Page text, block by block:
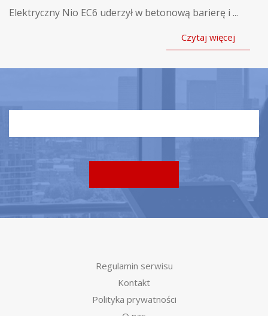
Elektryczny Nio EC6 uderzył w betonową barierę i ...
Czytaj więcej
Regulamin serwisu
Kontakt
Polityka prywatności